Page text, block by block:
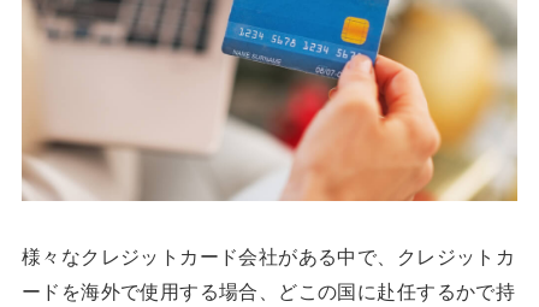
様々なクレジットカード会社がある中で、クレジットカ
ードを海外で使用する場合、どこの国に赴任するかで持